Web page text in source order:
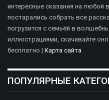
интересные сказания на любой
постарались собрать все
погрузится с семьёй в
иллюстрациями, скачивайте
бесплатно | Карта сайта
ПОПУЛЯРНЫЕ